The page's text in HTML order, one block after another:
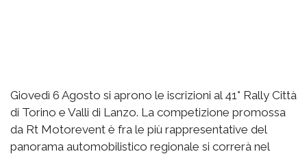
Giovedì 6 Agosto si aprono le iscrizioni al 41° Rally Città
di Torino e Valli di Lanzo. La competizione promossa
da Rt Motorevent è fra le più rappresentative del
panorama automobilistico regionale si correrà nel